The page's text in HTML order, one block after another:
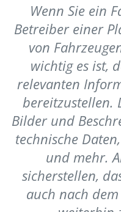
Wenn Sie ein
Betreiber einer
von
wichtig es ist,
relevanten
bereitzustellen.
Bilder und
technische
und mehr.
sicherstellen,
auch nach